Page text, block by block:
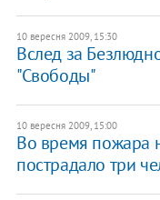
10 вересня 2009, 15:30
Вслед за
"Свободы"
10 вересня 2009, 15:00
Во время пожара
пострадало три